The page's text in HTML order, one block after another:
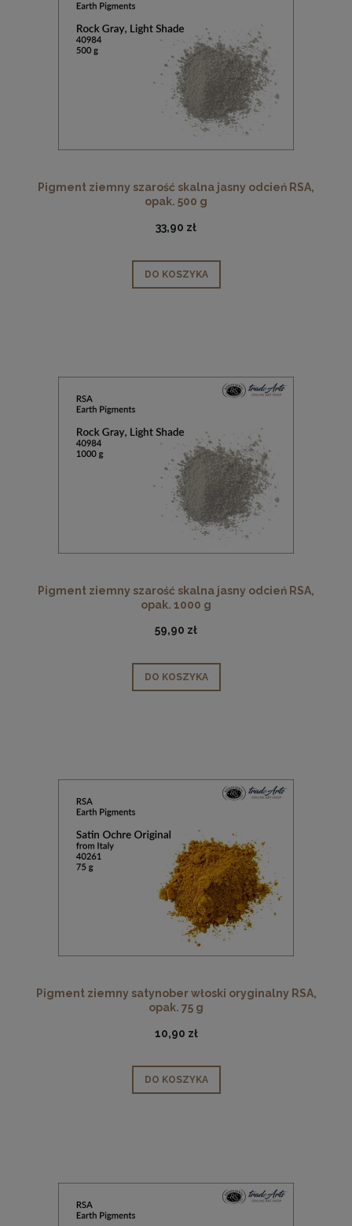
Pigment ziemny szarość skalna jasny odcień RSA,
opak. 500 g
33,90 zł
DO KOSZYKA
Pigment ziemny szarość skalna jasny odcień RSA,
opak. 1000 g
59,90 zł
DO KOSZYKA
Pigment ziemny satynober włoski oryginalny RSA,
opak. 75 g
10,90 zł
DO KOSZYKA